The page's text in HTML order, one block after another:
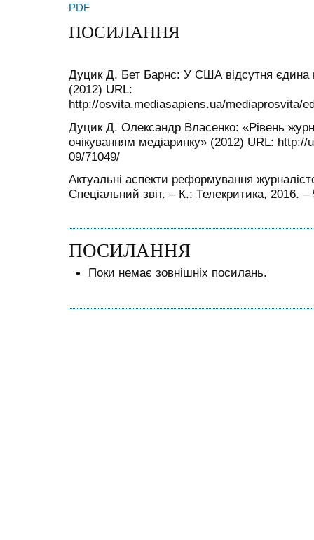
PDF
ПОСИЛАННЯ
Дуцик Д. Бет Барнс: У США відсутня єдина
(2012) URL:
http://osvita.mediasapiens.ua/mediaprosvita/
Дуцик Д. Олександр Власенко: «Рівень
очікуванням медіаринку» (2012) URL:
09/71049/
Актуальні аспекти реформування
Спеціальний звіт. – К.: Телекритика, 2016. –
ПОСИЛАННЯ
Поки немає зовнішніх посилань.